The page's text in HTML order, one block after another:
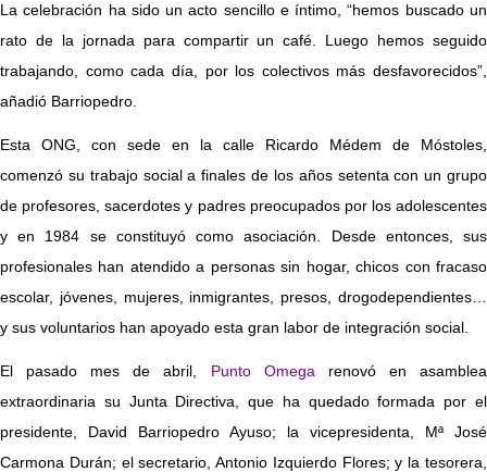
La celebración ha sido un acto sencillo e íntimo, “hemos buscado un
rato de la jornada para compartir un café. Luego hemos seguido
trabajando, como cada día, por los colectivos más desfavorecidos”,
añadió Barriopedro.
Esta ONG, con sede en la calle Ricardo Médem de Móstoles,
comenzó su trabajo social a finales de los años setenta con un grupo
de profesores, sacerdotes y padres preocupados por los adolescentes
y en 1984 se constituyó como asociación. Desde entonces, sus
profesionales han atendido a personas sin hogar, chicos con fracaso
escolar, jóvenes, mujeres, inmigrantes, presos, drogodependientes…
y sus voluntarios han apoyado esta gran labor de integración social.
El pasado mes de abril, Punto Omega renovó en asamblea
extraordinaria su Junta Directiva, que ha quedado formada por el
presidente, David Barriopedro Ayuso; la vicepresidenta, Mª José
Carmona Durán; el secretario, Antonio Izquierdo Flores; y la tesorera,